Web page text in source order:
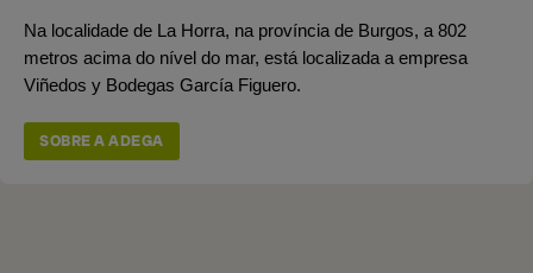
Na localidade de La Horra, na província de Burgos, a 802
metros acima do nível do mar, está localizada a empresa
Viñedos y Bodegas García Figuero.
SOBRE A ADEGA